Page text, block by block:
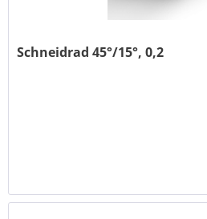
Schneidrad 45°/15°, 0,2